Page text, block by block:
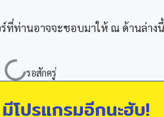
ร์ที่ท่านอาจจะชอบมาให้ ณ ด้านล่างนี้
โปรแกรมอีกนะฮับ!